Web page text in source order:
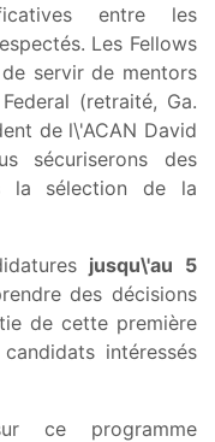
entre les
Les Fellows
servir de mentors
(retraité, Ga.
de l\'ACAN David
sécuriserons des
la sélection de la
jusqu\'au 5
des décisions
de cette première
intéressés
ce programme